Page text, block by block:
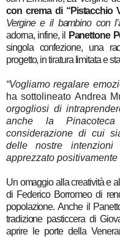
con crema di “Pistacchio
Vergine e il bambino con
adorna, infine, il
Panettone
singola confezione, una
progetto, in tiratura limitata e
“Vogliamo regalare
ha sottolineato Andrea
orgogliosi di
anche la
considerazione di cui
delle nostre
apprezzato
Un omaggio alla creatività e
di Federico Borromeo di
popolazione. Anche il
tradizione pasticcera di
aprire le porte della